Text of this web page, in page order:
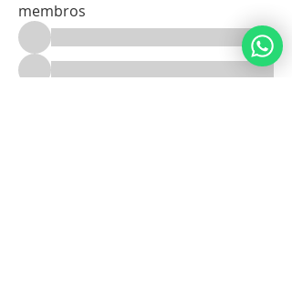
membros